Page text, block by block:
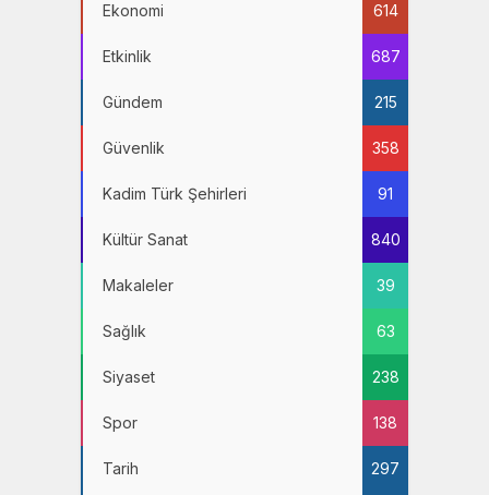
Ekonomi 614
Etkinlik 687
Gündem 215
Güvenlik 358
Kadim Türk Şehirleri 91
Kültür Sanat 840
Makaleler 39
Sağlık 63
Siyaset 238
Spor 138
Tarih 297